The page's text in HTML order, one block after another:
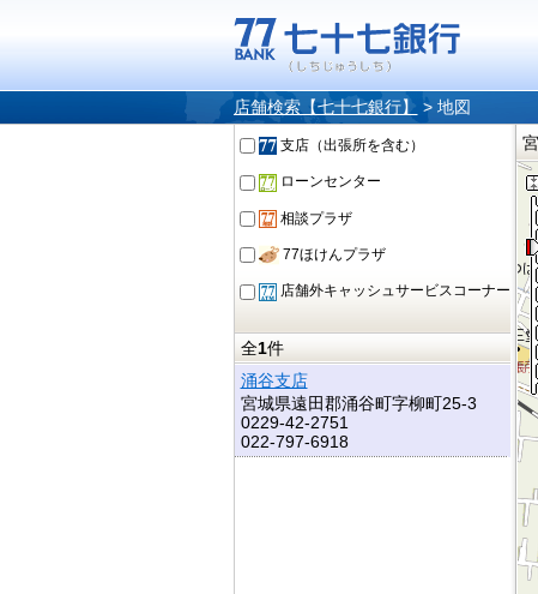
店舗検索【七十七銀行】 > 地図
支店（出張所を含む）
ローンセンター
相談プラザ
77ほけんプラザ
店舗外キャッシュサービスコーナー
全1件
涌谷支店
宮城県遠田郡涌谷町字柳町25-3
0229-42-2751
022-797-6918